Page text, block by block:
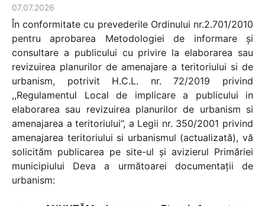
07.07.2026
În conformitate cu prevederile Ordinului nr.2.701/2010
pentru aprobarea Metodologiei de informare şi
consultare a publicului cu privire la elaborarea sau
revizuirea planurilor de amenajare a teritoriului si de
urbanism, potrivit H.C.L. nr. 72/2019 privind
,,Regulamentul Local de implicare a publicului in
elaborarea sau revizuirea planurilor de urbanism si
amenajarea a teritoriului’’, a Legii nr. 350/2001 privind
amenajarea teritoriului si urbanismul (actualizată), vă
solicităm publicarea pe site-ul şi avizierul Primăriei
municipiului Deva a următoarei documentaţii de
urbanism: